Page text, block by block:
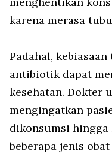
karena merasa
Padahal,
antibiotik dapat
kesehatan. Dokter
mengingatkan
dikonsumsi hingga
beberapa jenis